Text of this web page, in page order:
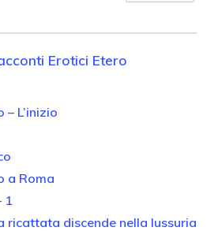
Erotici Etero
– L’inizio
a Roma
1
ricattata discende nella lussuria